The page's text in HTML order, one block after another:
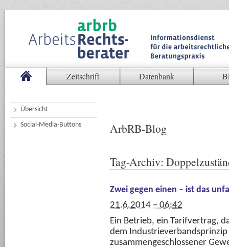
Zeitschrift Datenbank
Übersicht
Social-Media-Buttons
ArbRB-Blog
Tag-Archiv:
Zwei gegen einen – ist das
21.6.2014 – 06:42
Ein Betrieb, ein Tarifvertrag,
dem
zusammengeschlossener